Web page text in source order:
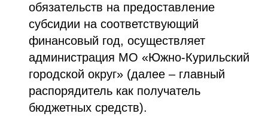
обязательств на предоставление
субсидии на соответствующий
финансовый год, осуществляет
администрация МО «Южно-Курильский
городской округ» (далее – главный
распорядитель как получатель
бюджетных средств).